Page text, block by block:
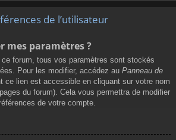
de l’utilisateur
mes paramètres ?
forum, tous vos paramètres sont stockés
Pour les modifier, accédez au Panneau de
ce lien est accessible en cliquant sur votre nom
du forum). Cela vous permettra de modifier
de votre compte.